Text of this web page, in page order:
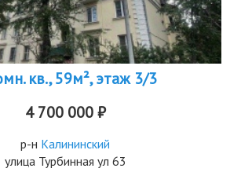
кв., 59м², этаж 3/3
4 700 000 ₽
р-н Калининский
улица Турбинная ул 63